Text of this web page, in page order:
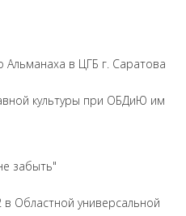
Альманаха в ЦГБ г. Саратова
культуры при ОБДиЮ им
забыть"
Областной универсальной